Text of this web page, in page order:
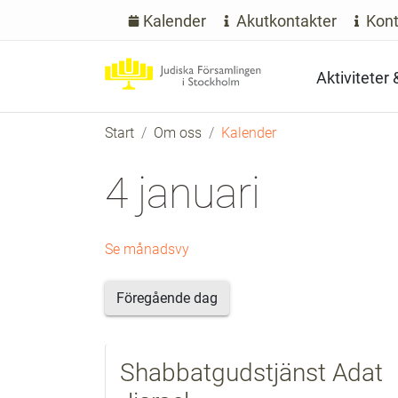
Kalender Akutkontakter
Aktiviteter
Start Om oss Kalender
4 januari
Se månadsvy
Föregående dag
Shabbatgudstjänst Adat